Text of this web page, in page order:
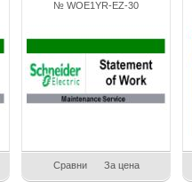
№ WOE1YR-EZ-30
Сравни За цена